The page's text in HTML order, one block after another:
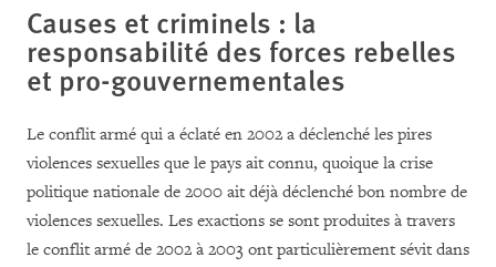
Causes et criminels : la
responsabilité des forces rebelles
et pro-gouvernementales
Le conflit armé qui a éclaté en 2002 a déclenché les pires
violences sexuelles que le pays ait connu, quoique la crise
politique nationale de 2000 ait déjà déclenché bon nombre de
violences sexuelles. Les exactions se sont produites à travers
le conflit armé de 2002 à 2003 ont particulièrement sévit dans